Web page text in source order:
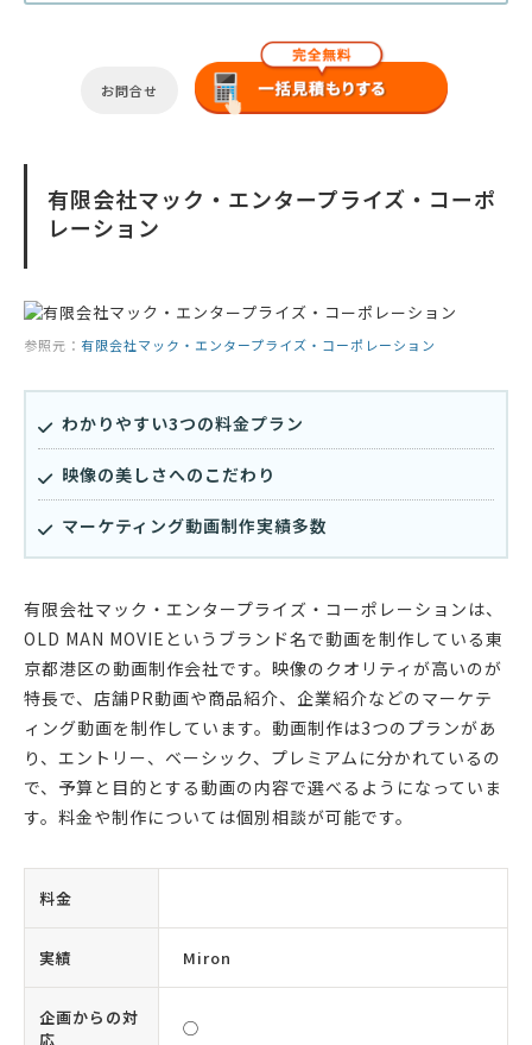
お問合せ
有限会社マック・エンタープライズ・コーポ
レーション
参照元： 有限会社マック・エンタープライズ・コーポレーション
わかりやすい3つの料金プラン
映像の美しさへのこだわり
マーケティング動画制作実績多数
有限会社マック・エンタープライズ・コーポレーションは、
OLD MAN MOVIEというブランド名で動画を制作している東
京都港区の動画制作会社です。映像のクオリティが高いのが
特長で、店舗PR動画や商品紹介、企業紹介などのマーケテ
ィング動画を制作しています。動画制作は3つのプランがあ
り、エントリー、ベーシック、プレミアムに分かれているの
で、予算と目的とする動画の内容で選べるようになっていま
す。料金や制作については個別相談が可能です。
料金
実績 Miron
企画からの対
応
◯